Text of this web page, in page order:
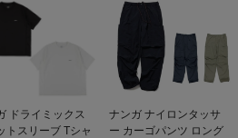
ドライミックス
トスリーブ Tシャ
ナンガ ナイロンタッサ
ー カーゴパンツ ロング